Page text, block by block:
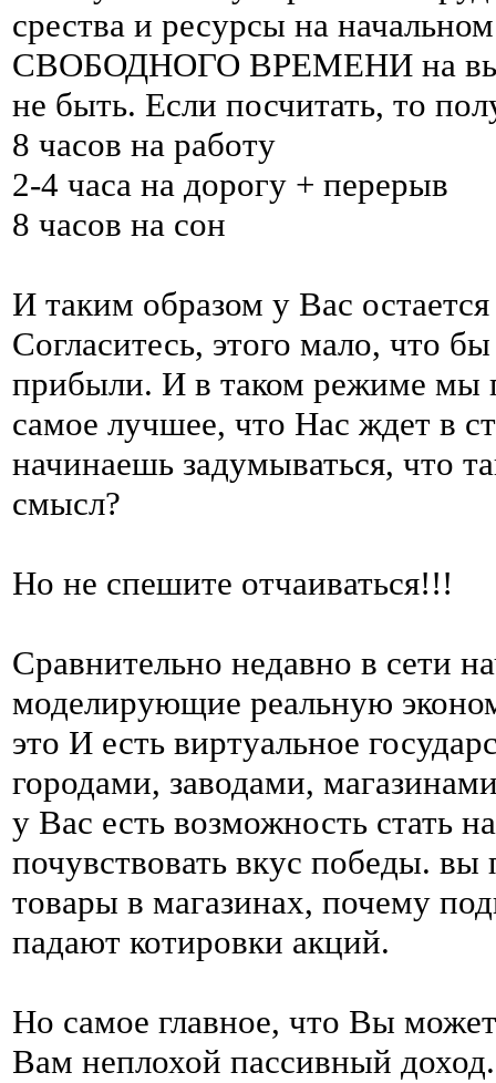
срества и ресурсы на
СВОБОДНОГО ВРЕМЕНИ на
не быть. Если посчитать, то
8 часов на работу
2-4 часа на дорогу + перерыв
8 часов на сон
И таким образом у Вас
Согласитесь, этого мало, что
прибыли. И в таком режиме мы
самое лучшее, что Нас ждет в
начинаешь задумываться, что
смысл?
Но не спешите отчаиваться!!!
Сравнительно недавно в сети
моделирующие реальную
это И есть виртуальное
городами, заводами,
у Вас есть возможность стать
почувствовать вкус победы.
товары в магазинах, почему
падают котировки акций.
Но самое главное, что Вы
Вам неплохой пассивный доход.